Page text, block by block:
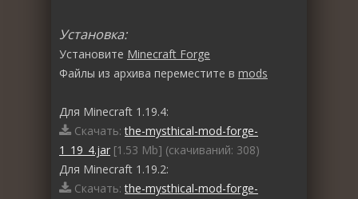
Установка:
Установите Minecraft Forge
Файлы из архива переместите в mods
Для Minecraft 1.19.4:
Скачать:the-mysthical-mod-forge-
1_19_4.jar [1.53 Mb] (cкачиваний: 308)
Для Minecraft 1.19.2:
Скачать:the-mysthical-mod-forge-